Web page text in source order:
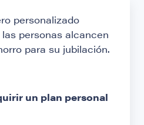
personalizado
personas alcancen
para su jubilación.
un plan personal